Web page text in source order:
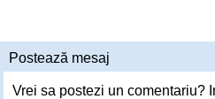
Postează mesaj
Vrei sa postezi un comentariu?